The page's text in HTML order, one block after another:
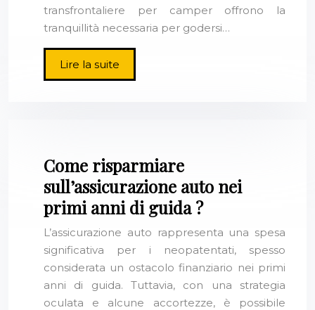
transfrontaliere per camper offrono la
tranquillità necessaria per godersi…
Lire la suite
Come risparmiare
sull’assicurazione auto nei
primi anni di guida ?
L’assicurazione auto rappresenta una spesa
significativa per i neopatentati, spesso
considerata un ostacolo finanziario nei primi
anni di guida. Tuttavia, con una strategia
oculata e alcune accortezze, è possibile